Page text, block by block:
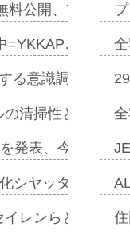
料公開、YKKAP
=YKKAP…
る意識調査
の清掃性と安全
発表、今期は増
シヤッター…
イレンらと協働開